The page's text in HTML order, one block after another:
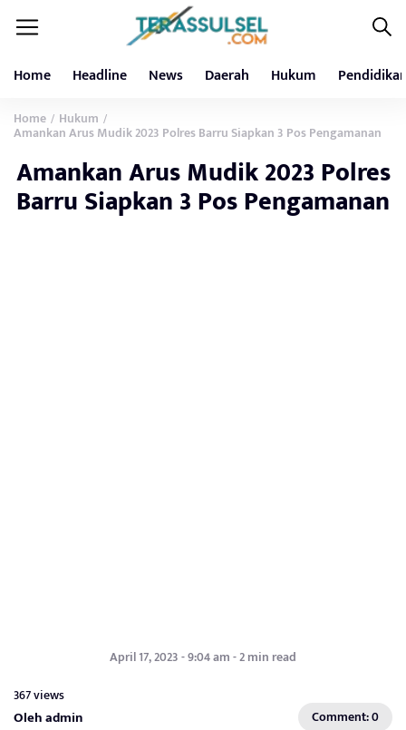
Home Headline News Daerah Hukum
Home / Hukum /
Amankan Arus Mudik 2023 Polres Barru Siapkan 3 Pos Pengamanan
Amankan Arus Mudik 2023 Polres
Barru Siapkan 3 Pos Pengamanan
April 17, 2023 - 9:04 am - 2 min read
367 views
Oleh admin Comment: 0